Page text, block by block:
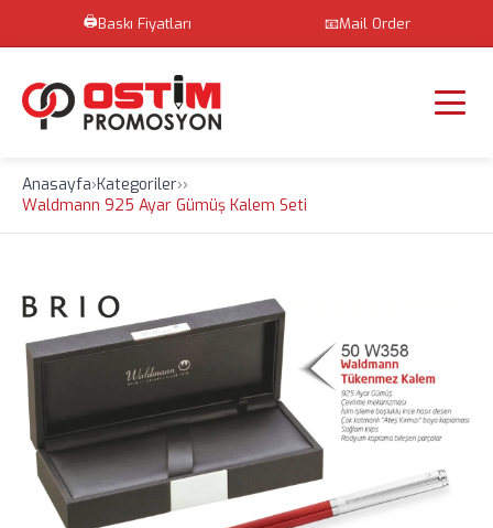
🖨️Baskı Fiyatları 📧Mail Order
Anasayfa›Kategoriler››
Waldmann 925 Ayar Gümüş Kalem Seti